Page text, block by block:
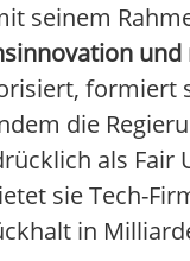
seinem
und
formiert
die
als Fair
sie Tech-
in